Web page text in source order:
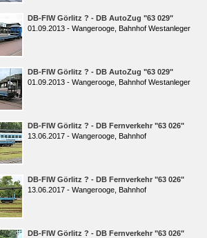
DB-FIW Görlitz ? - DB AutoZug "63 029"
01.09.2013 - Wangerooge, Bahnhof Westanleger
DB-FIW Görlitz ? - DB AutoZug "63 029"
01.09.2013 - Wangerooge, Bahnhof Westanleger
DB-FIW Görlitz ? - DB Fernverkehr "63 026"
13.06.2017 - Wangerooge, Bahnhof
DB-FIW Görlitz ? - DB Fernverkehr "63 026"
13.06.2017 - Wangerooge, Bahnhof
DB-FIW Görlitz ? - DB Fernverkehr "63 026"